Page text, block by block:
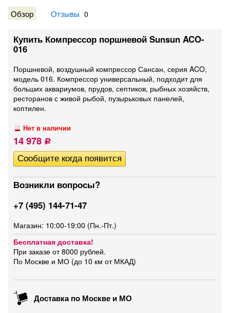
Обзор Отзывы 0
Купить Компрессор поршневой Sunsun ACO-
016
Поршневой, воздушный компрессор Сансан, серия ACO,
модель 016. Компрессор универсальный, подходит для
больших аквариумов, прудов, септиков, рыбных хозяйств,
ресторанов с живой рыбой, пузырьковых панелей,
коптилен.
Нет в наличии
14 978 Р
Возникли вопросы?
+7 (495) 144-71-47
Магазин: 10:00-19:00 (Пн.-Пт.)
Бесплатная доставка!
При заказе от 8000 рублей.
По Москве и МО (до 10 км от МКАД)
Доставка по Москве и МО